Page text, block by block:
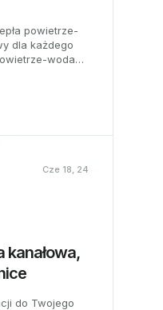
powietrze-
dla każdego
woda
Kotły
Cze 18, 24
kanałowa,
do Twojego